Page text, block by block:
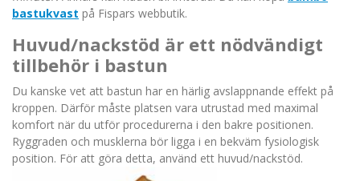
bastukvast på Fispars webbutik.
Huvud/nackstöd är ett nödvändigt
tillbehör i bastun
Du kanske vet att bastun har en härlig avslappnande effekt på
kroppen. Därför måste platsen vara utrustad med maximal
komfort när du utför procedurerna i den bakre positionen.
Ryggraden och musklerna bör ligga i en bekväm fysiologisk
position. För att göra detta, använd ett huvud/nackstöd.